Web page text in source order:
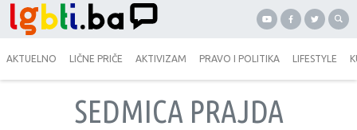
AKTUELNO LIČNE PRIČE AKTIVIZAM PRAVO I POLITIKA LIFESTYLE
SEDMICA PRAJDA